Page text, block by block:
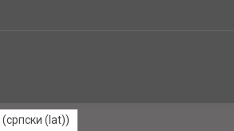
(српски (lat))